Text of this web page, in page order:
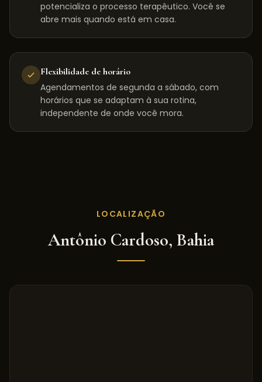
potencializa o processo terapêutico. Você se
abre mais quando está em casa.
Flexibilidade de horário
Agendamentos de segunda a sábado, com
horários que se adaptam à sua rotina,
independente de onde você mora.
LOCALIZAÇÃO
Antônio Cardoso, Bahia